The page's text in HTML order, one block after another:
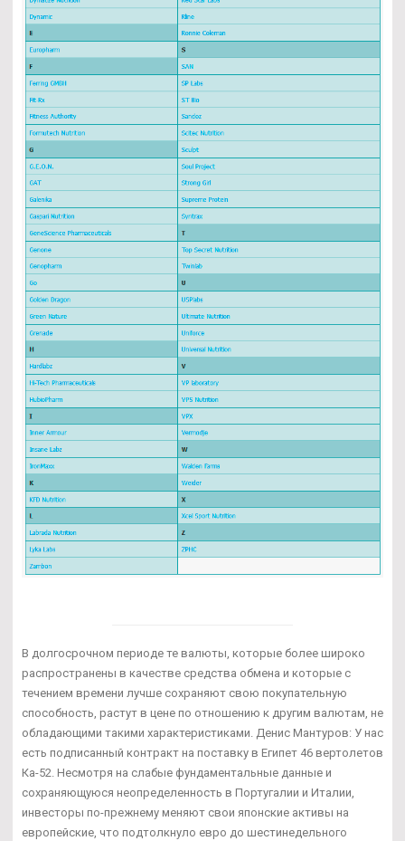
В долгосрочном периоде те валюты, которые более широко
распространены в качестве средства обмена и которые с
течением времени лучше сохраняют свою покупательную
способность, растут в цене по отношению к другим валютам, не
обладающими такими характеристиками. Денис Мантуров: У нас
есть подписанный контракт на поставку в Египет 46 вертолетов
Ка-52. Несмотря на слабые фундаментальные данные и
сохраняющуюся неопределенность в Португалии и Италии,
инвесторы по-прежнему меняют свои японские активы на
европейские, что подтолкнуло евро до шестинедельного